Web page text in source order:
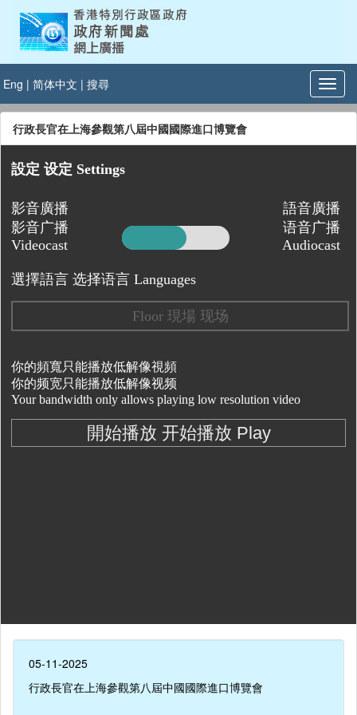
Eng | 简体中文 | 搜尋
行政長官在上海參觀第八屆中國國際進口博覽會
05-11-2025
行政長官在上海參觀第八屆中國國際進口博覽會